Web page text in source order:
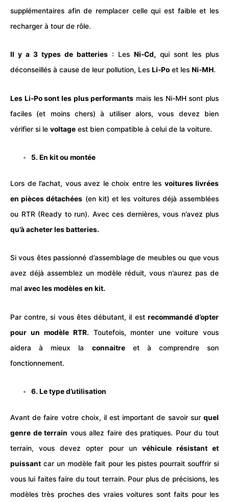
supplémentaires afin de remplacer celle qui est faible et les
recharger à tour de rôle.
Il y a 3 types de batteries : Les Ni-Cd, qui sont les plus
déconseillés à cause de leur pollution, Les Li-Po et les Ni-MH.
Les Li-Po sont les plus performants mais les Ni-MH sont plus
faciles (et moins chers) à utiliser alors, vous devez bien
vérifier si le voltage est bien compatible à celui de la voiture.
5. En kit ou montée
Lors de l’achat, vous avez le choix entre les voitures livrées
en pièces détachées (en kit) et les voitures déjà assemblées
ou RTR (Ready to run). Avec ces dernières, vous n’avez plus
qu’à acheter les batteries.
Si vous êtes passionné d’assemblage de meubles ou que vous
avez déjà assemblez un modèle réduit, vous n’aurez pas de
mal avec les modèles en kit.
Par contre, si vous êtes débutant, il est recommandé d’opter
pour un modèle RTR. Toutefois, monter une voiture vous
aidera à mieux la connaitreet à comprendre son
fonctionnement.
6. Le type d’utilisation
Avant de faire votre choix, il est important de savoir sur quel
genre de terrain vous allez faire des pratiques. Pour du tout
terrain, vous devez opter pour un véhicule résistant et
puissant car un modèle fait pour les pistes pourrait souffrir si
vous lui faites faire du tout terrain. Pour plus de précisions, les
modèles très proches des vraies voitures sont faits pour les